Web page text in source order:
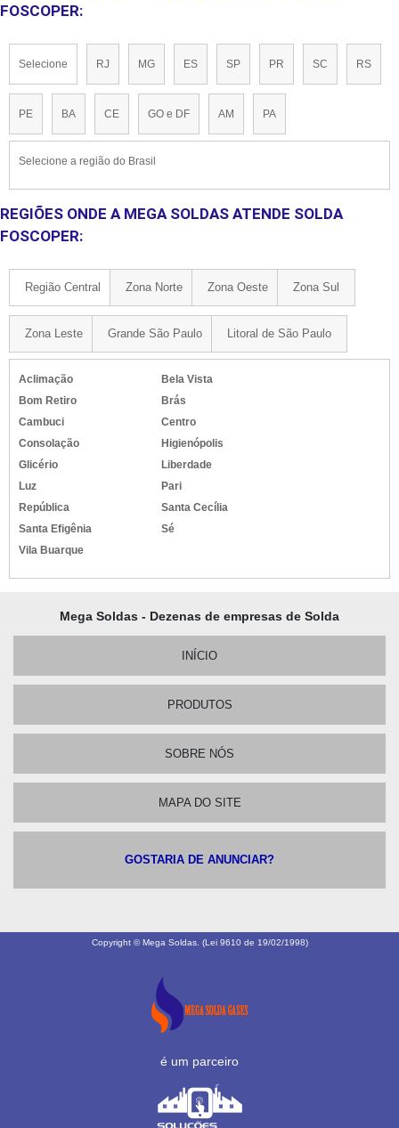
FOSCOPER:
Selecione RJ MG ES SP PR SC RS
PE BA CE GO e DF AM PA
Selecione a região do Brasil
REGIÕES ONDE A MEGA SOLDAS ATENDE SOLDA
FOSCOPER:
Região Central Zona Norte Zona Oeste Zona Sul
Zona Leste Grande São Paulo Litoral de São Paulo
Aclimação
Bela Vista
Bom Retiro
Brás
Cambuci
Centro
Consolação
Higienópolis
Glicério
Liberdade
Luz
Pari
República
Santa Cecília
Santa Efigênia
Sé
Vila Buarque
Mega Soldas - Dezenas de empresas de Solda
INÍCIO
PRODUTOS
SOBRE NÓS
MAPA DO SITE
GOSTARIA DE ANUNCIAR?
Copyright © Mega Soldas. (Lei 9610 de 19/02/1998)
é um parceiro